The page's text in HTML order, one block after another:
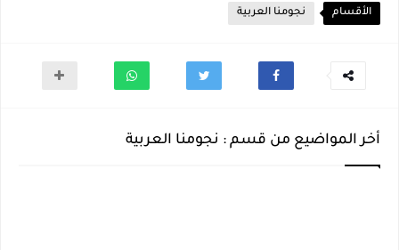
الأقسام نجومنا العربية
أخر المواضيع من قسم : نجومنا العربية